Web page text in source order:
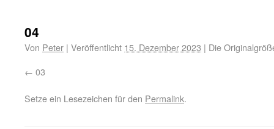
04
Von Peter | Veröffentlicht 15. Dezember 2023 | Die
03
Setze ein Lesezeichen für den Permalink.